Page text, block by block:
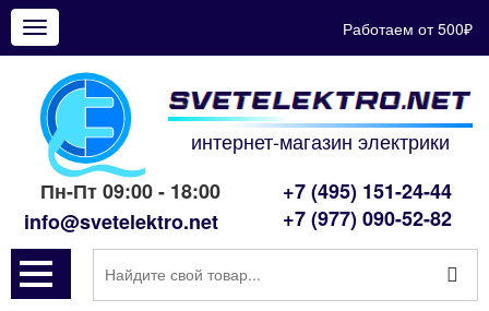
Показать
меню
Работаем от 500₽
интернет-магазин электрики
Пн-Пт 09:00 - 18:00
info@svetelektro.net
+7 (495) 151-24-44
+7 (977) 090-52-82